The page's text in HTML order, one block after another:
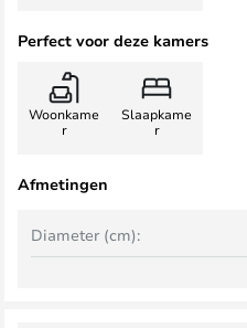
Perfect voor deze kamers
Woonkame
r
Slaapkame
r
Afmetingen
Diameter (cm):